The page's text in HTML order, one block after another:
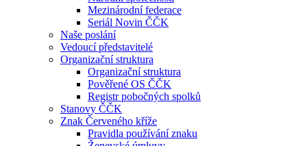
Mezinárodní federace
Seriál Novin ČČK
Naše poslání
Vedoucí představitelé
Organizační struktura
Organizační struktura
Pověřené OS ČČK
Registr pobočných spolků
Stanovy ČČK
Znak Červeného kříže
Pravidla používání znaku